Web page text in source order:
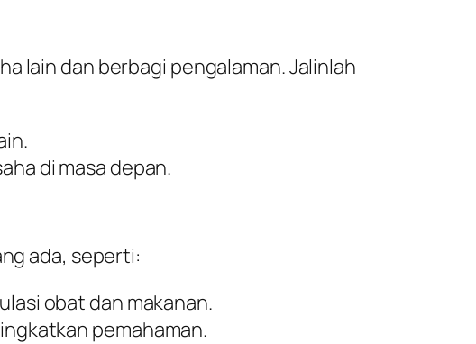
lain dan berbagi pengalaman. Jalinlah
di masa depan.
ada, seperti:
obat dan makanan.
pemahaman.